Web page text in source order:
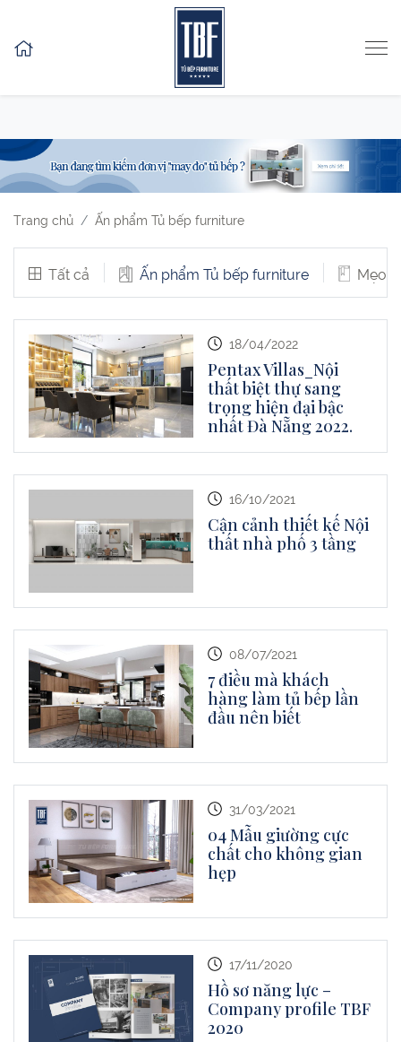
Skip to content
Trang chủ Ấn phẩm Tủ bếp furniture
Tất cả Ấn phẩm Tủ bếp furniture Mẹo
18/04/2022
Pentax Villas_Nội
thất biệt thự sang
trọng hiện đại bậc
nhất Đà Nẵng 2022.
16/10/2021
Cận cảnh thiết kế Nội
thất nhà phố 3 tầng
08/07/2021
7 điều mà khách
hàng làm tủ bếp lần
đầu nên biết
31/03/2021
04 Mẫu giường cực
chất cho không gian
hẹp
17/11/2020
Hồ sơ năng lực –
Company profile TBF
2020